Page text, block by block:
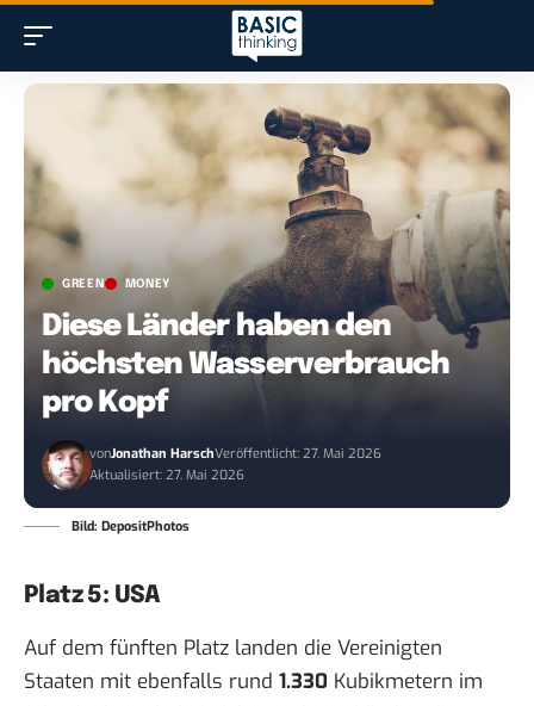
GREEN MONEY
Diese Länder haben den
höchsten Wasserverbrauch
pro Kopf
vonJonathan HarschVeröffentlicht: 27. Mai 2026
Aktualisiert: 27. Mai 2026
Bild: DepositPhotos
Platz 5: USA
Auf dem fünften Platz landen die Vereinigten
Staaten mit ebenfalls rund 1.330 Kubikmetern im